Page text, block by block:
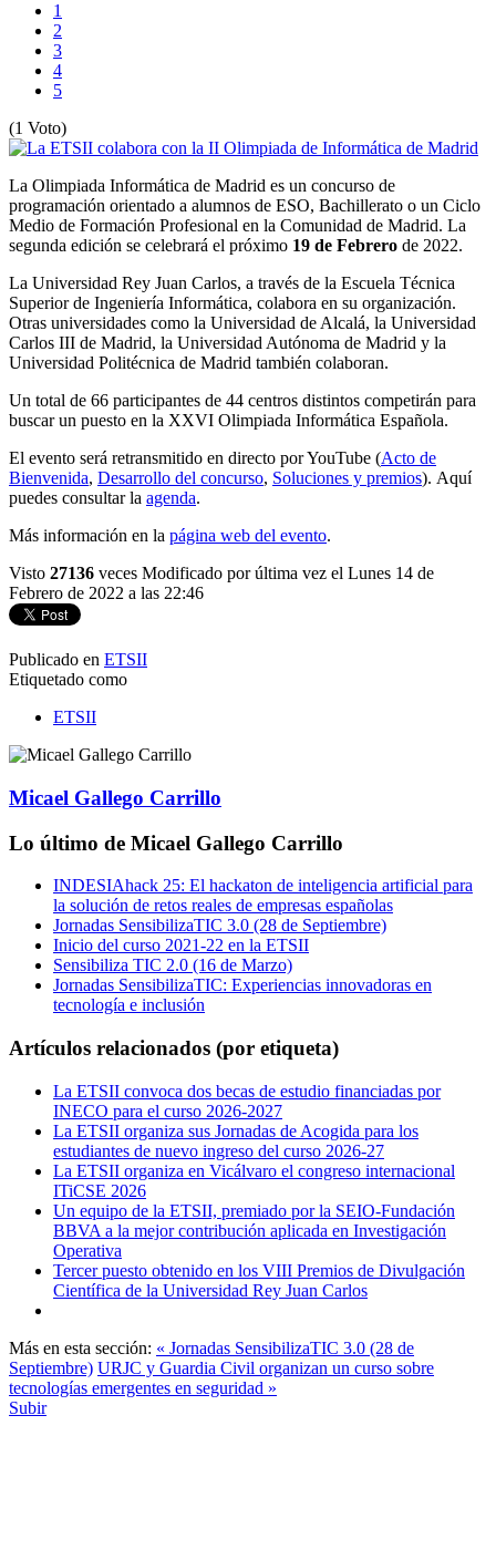
1
2
3
4
5
(1 Voto)
La Olimpiada Informática de Madrid es un concurso de
programación orientado a alumnos de ESO, Bachillerato o un Ciclo
Medio de Formación Profesional en la Comunidad de Madrid. La
segunda edición se celebrará el próximo 19 de Febrero de 2022.
La Universidad Rey Juan Carlos, a través de la Escuela Técnica
Superior de Ingeniería Informática, colabora en su organización.
Otras universidades como la Universidad de Alcalá, la Universidad
Carlos III de Madrid, la Universidad Autónoma de Madrid y la
Universidad Politécnica de Madrid también colaboran.
Un total de 66 participantes de 44 centros distintos competirán para
buscar un puesto en la XXVI Olimpiada Informática Española.
El evento será retransmitido en directo por YouTube (Acto de
Bienvenida, Desarrollo del concurso, Soluciones y premios). Aquí
puedes consultar la agenda.
Más información en la página web del evento.
Visto 27136 veces Modificado por última vez el Lunes 14 de
Febrero de 2022 a las 22:46
Publicado en ETSII
Etiquetado como
ETSII
Micael Gallego Carrillo
Lo último de Micael Gallego Carrillo
INDESIAhack 25: El hackaton de inteligencia artificial para
la solución de retos reales de empresas españolas
Jornadas SensibilizaTIC 3.0 (28 de Septiembre)
Inicio del curso 2021-22 en la ETSII
Sensibiliza TIC 2.0 (16 de Marzo)
Jornadas SensibilizaTIC: Experiencias innovadoras en
tecnología e inclusión
Artículos relacionados (por etiqueta)
La ETSII convoca dos becas de estudio financiadas por
INECO para el curso 2026-2027
La ETSII organiza sus Jornadas de Acogida para los
estudiantes de nuevo ingreso del curso 2026-27
La ETSII organiza en Vicálvaro el congreso internacional
ITiCSE 2026
Un equipo de la ETSII, premiado por la SEIO-Fundación
BBVA a la mejor contribución aplicada en Investigación
Operativa
Tercer puesto obtenido en los VIII Premios de Divulgación
Científica de la Universidad Rey Juan Carlos
Más en esta sección: « Jornadas SensibilizaTIC 3.0 (28 de
Septiembre) URJC y Guardia Civil organizan un curso sobre
tecnologías emergentes en seguridad »
Subir